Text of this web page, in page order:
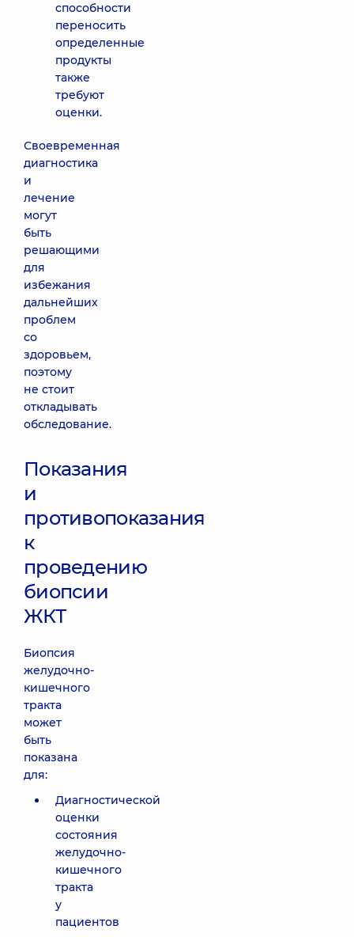
способности
переносить
определенные
продукты
также
требуют
оценки.
Своевременная
диагностика
и
лечение
могут
быть
решающими
для
избежания
дальнейших
проблем
со
здоровьем,
поэтому
не стоит
откладывать
обследование.
Показания
и
противопоказания
к
проведению
биопсии
ЖКТ
Биопсия
желудочно-
кишечного
тракта
может
быть
показана
для:
Диагностической
оценки
состояния
желудочно-
кишечного
тракта
у
пациентов